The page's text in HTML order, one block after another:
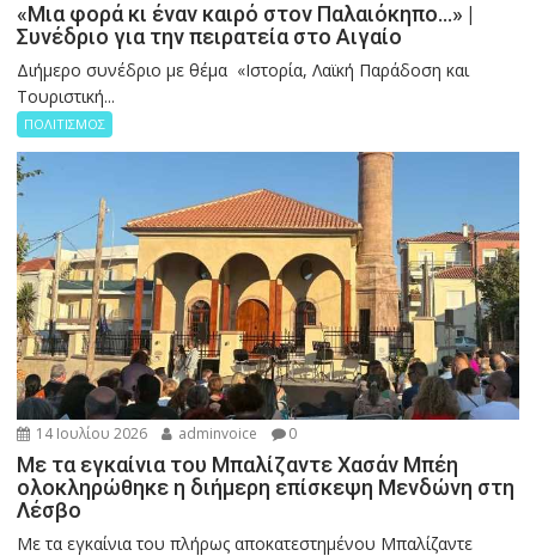
«Μια φορά κι έναν καιρό στον Παλαιόκηπο…» |
Συνέδριο για την πειρατεία στο Αιγαίο
Διήμερο συνέδριο με θέμα «Ιστορία, Λαϊκή Παράδοση και
Τουριστική...
ΠΟΛΙΤΙΣΜΟΣ
14 Ιουλίου 2026 adminvoice 0
Με τα εγκαίνια του Μπαλίζαντε Χασάν Μπέη
ολοκληρώθηκε η διήμερη επίσκεψη Μενδώνη στη
Λέσβο
Με τα εγκαίνια του πλήρως αποκατεστημένου Μπαλίζαντε